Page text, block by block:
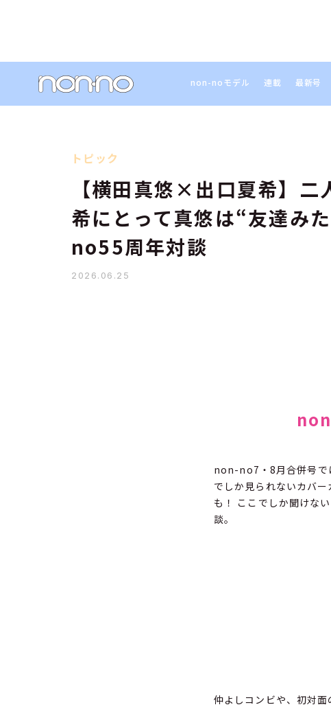
non-noモデル 連載 最新号
トピック
【横田真悠×出口夏希】二
希にとって真悠は“友達み
no55周年対談
2026.06.25
non-no7・8月合併号で
でしか見られないカバ
も！ ここでしか聞けな
談。
仲よしコンビや、初対